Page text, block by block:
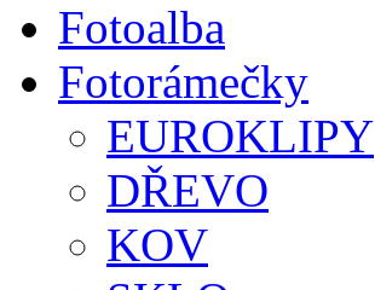
Fotoalba
Fotorámečky
EUROKLIPY
DŘEVO
KOV